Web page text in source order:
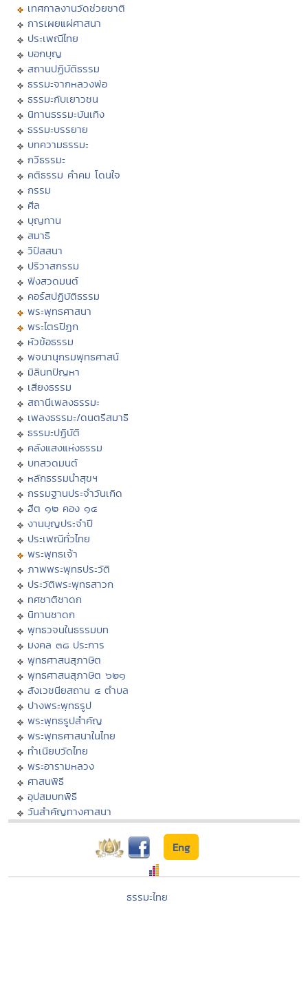
เทศกาลงานวัดช่วยชาติ
การเผยแผ่ศาสนา
ประเพณีไทย
บอกบุญ
สถานปฏิบัติธรรม
ธรรมะจากหลวงพ่อ
ธรรมะกับเยาวชน
นิทานธรรมะบันเทิง
ธรรมะบรรยาย
บทความธรรมะ
กวีธรรมะ
คติธรรม คำคม โดนใจ
กรรม
ศีล
บุญทาน
สมาธิ
วิปัสสนา
ปริวาสกรรม
ฟังสวดมนต์
คอร์สปฏิบัติธรรม
พระพุทธศาสนา
พระไตรปิฏก
หัวข้อธรรม
พจนานุกรมพุทธศาสน์
มิลินทปัญหา
เสียงธรรม
สถานีเพลงธรรมะ
เพลงธรรมะ/ดนตรีสมาธิ
ธรรมะปฏิบัติ
คลังแสงแห่งธรรม
บทสวดมนต์
หลักธรรมนำสุขฯ
กรรมฐานประจำวันเกิด
ฮีต ๑๒ คอง ๑๔
งานบุญประจำปี
ประเพณีทั่วไทย
พระพุทธเจ้า
ภาพพระพุทธประวัติ
ประวัติพระพุทธสาวก
ทศชาติชาดก
นิทานชาดก
พุทธวจนในธรรมบท
มงคล ๓๘ ประการ
พุทธศาสนสุภาษิต
พุทธศาสนสุภาษิต ๖๒๑
สังเวชนียสถาน ๔ ตำบล
ปางพระพุทธรูป
พระพุทธรูปสำคัญ
พระพุทธศาสนาในไทย
ทำเนียบวัดไทย
พระอารามหลวง
ศาสนพิธี
อุปสมบทพิธี
วันสำคัญทางศาสนา
Eng
ธรรมะไทย